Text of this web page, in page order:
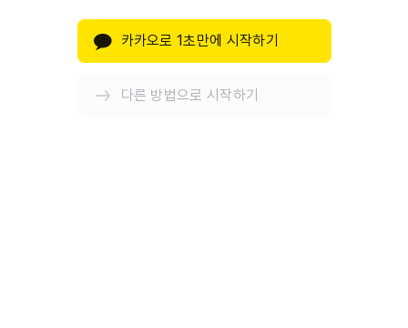
카카오로 1초만에 시작하기
다른 방법으로 시작하기